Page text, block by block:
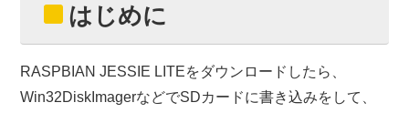
はじめに
RASPBIAN JESSIE LITEをダウンロードしたら、
Win32DiskImagerなどでSDカードに書き込みをして、